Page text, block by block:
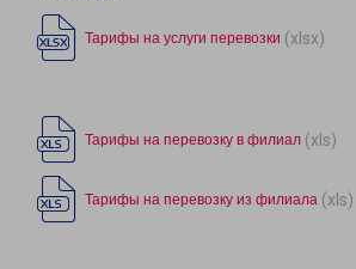
Тарифы на услуги перевозки (xlsx)
Тарифы на перевозку в филиал (xls)
Тарифы на перевозку из филиала (xls)